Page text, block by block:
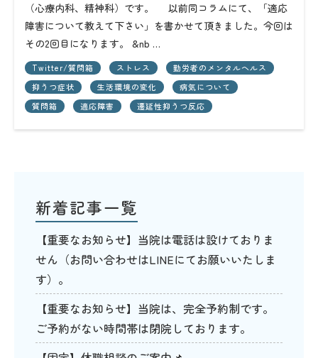
（心療内科、精神科）です。 以前同コラムにて、「適応
障害について教えて下さい」を書かせて頂きました。今回は
その2回目になります。 &nb …
Twitter/質問箱 ストレス
勤労者のメンタルヘルス
抑うつ症状
生活環境の変化
病気について
質問箱
適応障害 遷延性抑うつ反応
新着記事一覧
【重要なお知らせ】当院は電話は設けておりま
せん（お問い合わせはLINEにてお願いいたしま
す）。
【重要なお知らせ】当院は、完全予約制です。
ご予約がない時間帯は閉院しております。